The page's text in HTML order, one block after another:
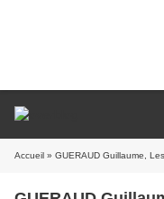
Accueil » GUERAUD Guillaume,